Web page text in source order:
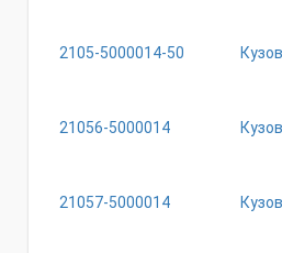
2105-5000014-50
21056-5000014
21057-5000014